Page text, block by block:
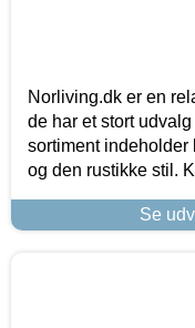
Norliving.dk er en
de har et stort
sortiment indeholder
og den rustikke stil.
Se